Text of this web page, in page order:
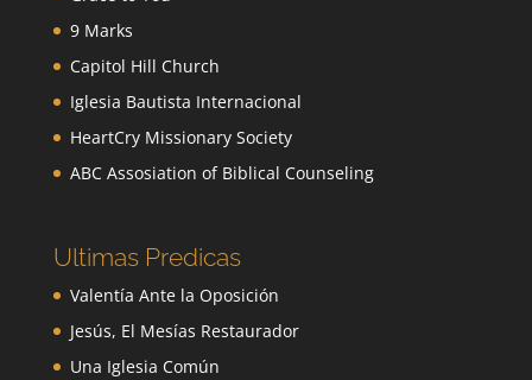
9 Marks
Capitol Hill Church
Iglesia Bautista Internacional
HeartCry Missionary Society
ABC Assosiation of Biblical Counseling
Ultimas Predicas
Valentía Ante la Oposición
Jesús, El Mesías Restaurador
Una Iglesia Común